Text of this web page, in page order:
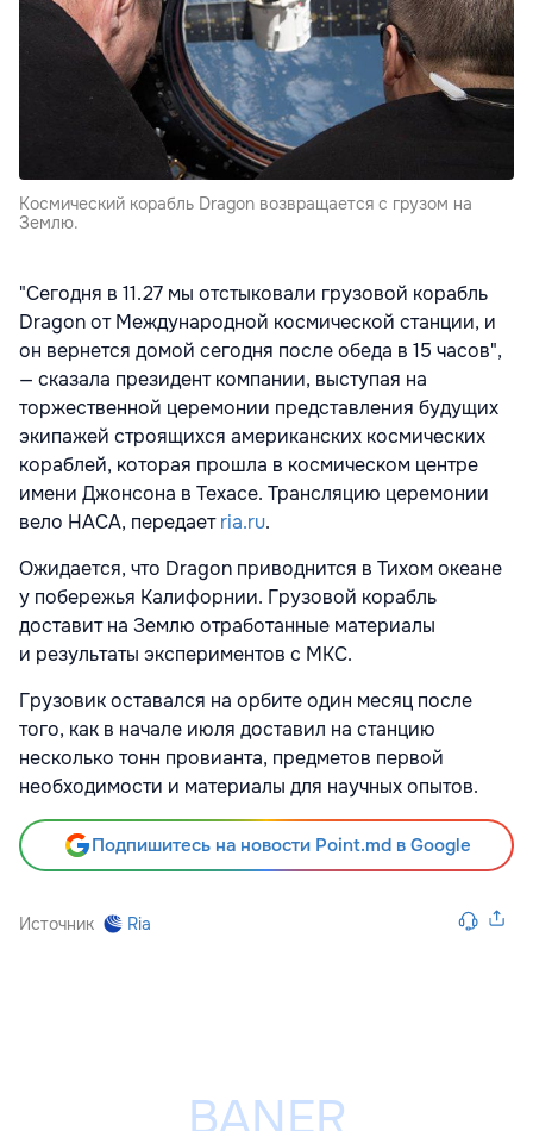
Космический корабль Dragon возвращается с грузом на
Землю.
"Сегодня в 11.27 мы отстыковали грузовой корабль
Dragon от Международной космической станции, и
он вернется домой сегодня после обеда в 15 часов",
— сказала президент компании, выступая на
торжественной церемонии представления будущих
экипажей строящихся американских космических
кораблей, которая прошла в космическом центре
имени Джонсона в Техасе. Трансляцию церемонии
вело НАСА, передаетria.ru.
Ожидается, что Dragon приводнится в Тихом океане
у побережья Калифорнии. Грузовой корабль
доставит на Землю отработанные материалы
и результаты экспериментов с МКС.
Грузовик оставался на орбите один месяц после
того, как в начале июля доставил на станцию
несколько тонн провианта, предметов первой
необходимости и материалы для научных опытов.
Подпишитесь на новости Point.md в Google
Источник Ria